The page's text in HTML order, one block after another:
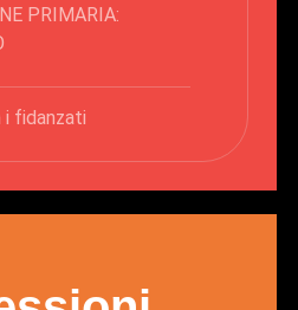
PRIMARIA:
i fidanzati